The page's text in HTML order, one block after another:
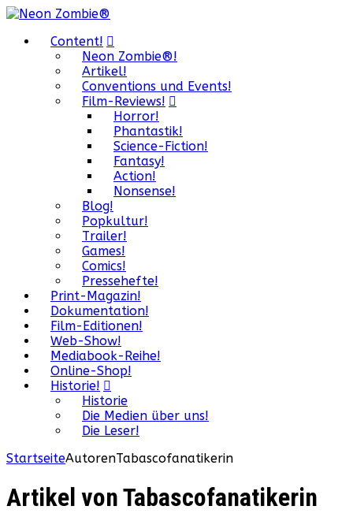
Content!
Neon Zombie®!
Artikel!
Conventions und Events!
Film-Reviews!
Horror!
Phantastik!
Science-Fiction!
Fantasy!
Action!
Nonsense!
Blog!
Popkultur!
Trailer!
Games!
Comics!
Pressehefte!
Print-Magazin!
Dokumentation!
Film-Editionen!
Web-Show!
Mediabook-Reihe!
Online-Shop!
Historie!
Historie
Die Medien über uns!
Die Leser!
StartseiteAutorenTabascofanatikerin
Artikel vonTabascofanatikerin